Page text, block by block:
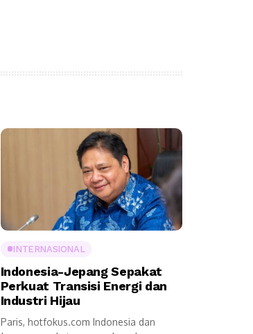
INTERNASIONAL
Indonesia-Jepang Sepakat
Perkuat Transisi Energi dan
Industri Hijau
Paris, hotfokus.com Indonesia dan